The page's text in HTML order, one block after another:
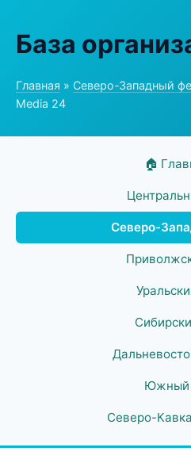
База
Главная » Северо-Западный
Media 24
🏠
Северо-
Северо-